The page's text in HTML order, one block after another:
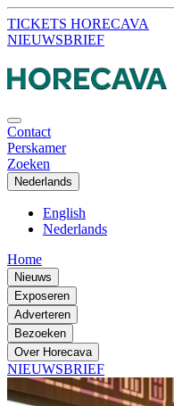
TICKETS HORECAVA
NIEUWSBRIEF
Contact
Perskamer
Zoeken
Nederlands
English
Nederlands
Home
Nieuws
Exposeren
Adverteren
Bezoeken
Over Horecava
NIEUWSBRIEF